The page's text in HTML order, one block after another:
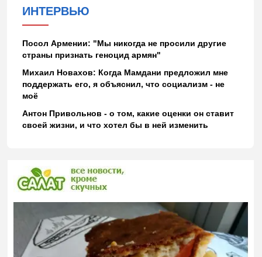
ИНТЕРВЬЮ
Посол Армении: "Мы никогда не просили другие
страны признать геноцид армян"
Михаил Новахов: Когда Мамдани предложил мне
поддержать его, я объяснил, что социализм - не
моё
Антон Привольнов - о том, какие оценки он ставит
своей жизни, и что хотел бы в ней изменить